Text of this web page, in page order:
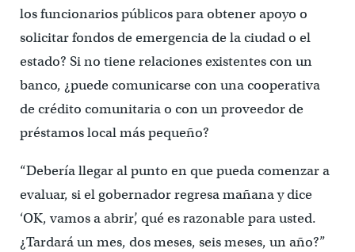
los funcionarios públicos para obtener apoyo o
solicitar fondos de emergencia de la ciudad o el
estado? Si no tiene relaciones existentes con un
banco, ¿puede comunicarse con una cooperativa
de crédito comunitaria o con un proveedor de
préstamos local más pequeño?
“Debería llegar al punto en que pueda comenzar a
evaluar, si el gobernador regresa mañana y dice
‘OK, vamos a abrir’, qué es razonable para usted.
¿Tardará un mes, dos meses, seis meses, un año?”